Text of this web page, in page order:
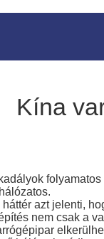
Kína
azt jelenti,
nem csak a